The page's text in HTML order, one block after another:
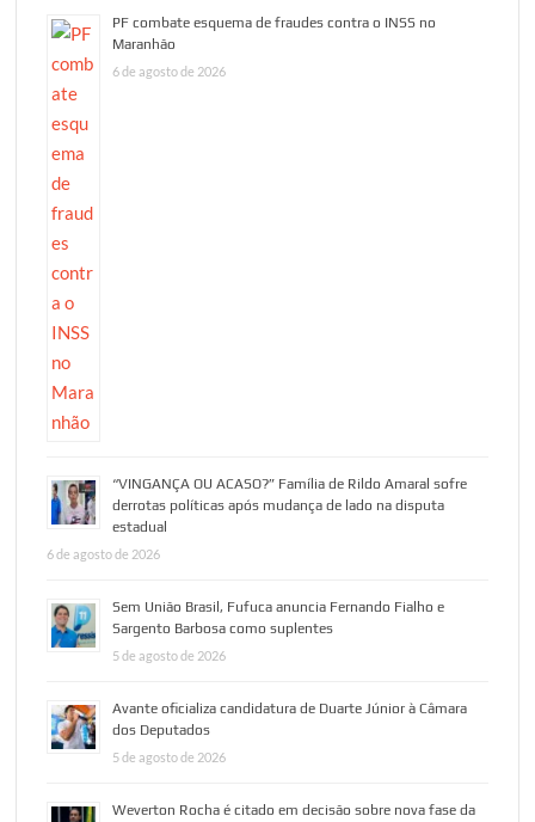
PF combate esquema de fraudes contra o INSS no
Maranhão
6 de agosto de 2026
“VINGANÇA OU ACASO?” Família de Rildo Amaral sofre
derrotas políticas após mudança de lado na disputa
estadual
6 de agosto de 2026
Sem União Brasil, Fufuca anuncia Fernando Fialho e
Sargento Barbosa como suplentes
5 de agosto de 2026
Avante oficializa candidatura de Duarte Júnior à Câmara
dos Deputados
5 de agosto de 2026
Weverton Rocha é citado em decisão sobre nova fase da